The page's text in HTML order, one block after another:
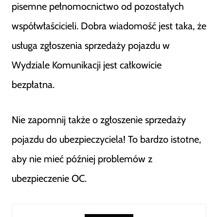
pisemne pełnomocnictwo od pozostałych
współwłaścicieli. Dobra wiadomość jest taka, że
usługa zgłoszenia sprzedaży pojazdu w
Wydziale Komunikacji jest całkowicie
bezpłatna.
Nie zapomnij także o zgłoszenie sprzedaży
pojazdu do ubezpieczyciela! To bardzo istotne,
aby nie mieć później problemów z
ubezpieczenie OC.